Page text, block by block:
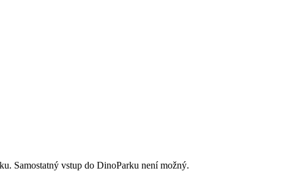
Samostatný vstup do DinoParku není možný.